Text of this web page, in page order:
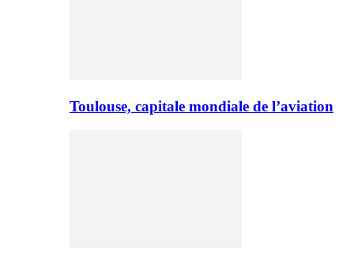
Toulouse, capitale mondiale de l’aviation